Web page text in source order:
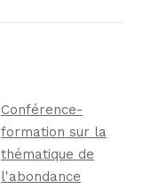
Conférence-
formation sur la
thématique de
l'abondance